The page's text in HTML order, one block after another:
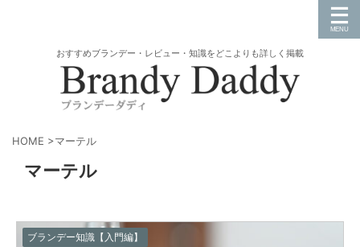
おすすめブランデー・レビュー・知識をどこよりも詳しく掲載
HOME >マーテル
マーテル
ブランデー知識【入門編】